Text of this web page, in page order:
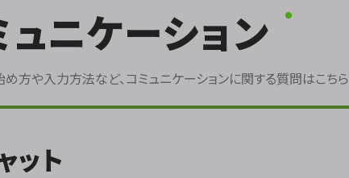
ュニケーション
め方や入力方法など、コミュニケーションに関する質問はこちら
ット